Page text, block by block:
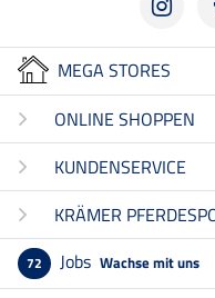
MEGA STORES
ONLINE SHOPPEN
KUNDENSERVICE
KRÄMER
72 Jobs Wachse mit uns